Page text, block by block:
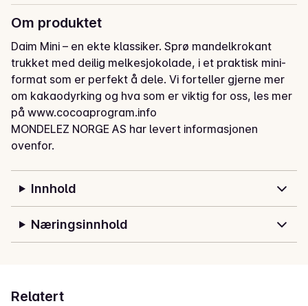
Om produktet
Daim Mini – en ekte klassiker. Sprø mandelkrokant
trukket med deilig melkesjokolade, i et praktisk mini-
format som er perfekt å dele. Vi forteller gjerne mer
om kakaodyrking og hva som er viktig for oss, les mer
på www.cocoaprogram.info
MONDELEZ NORGE AS har levert informasjonen
ovenfor.
Innhold
Næringsinnhold
Relatert